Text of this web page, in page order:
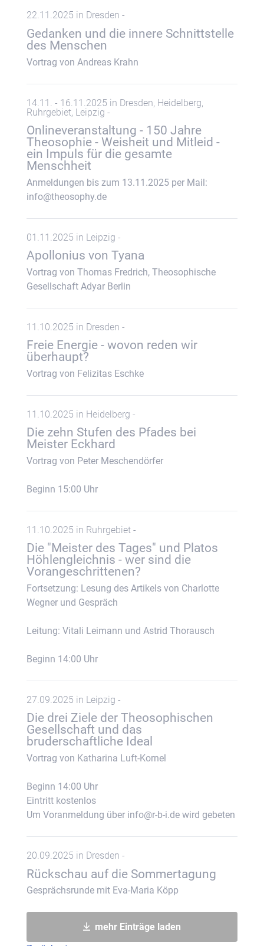
22.11.2025 in Dresden -
Gedanken und die innere Schnittstelle
des Menschen
Vortrag von Andreas Krahn
14.11. - 16.11.2025 in Dresden, Heidelberg,
Ruhrgebiet, Leipzig -
Onlineveranstaltung - 150 Jahre
Theosophie - Weisheit und Mitleid -
ein Impuls für die gesamte
Menschheit
Anmeldungen bis zum 13.11.2025 per Mail:
info@theosophy.de
01.11.2025 in Leipzig -
Apollonius von Tyana
Vortrag von Thomas Fredrich, Theosophische
Gesellschaft Adyar Berlin
11.10.2025 in Dresden -
Freie Energie - wovon reden wir
überhaupt?
Vortrag von Felizitas Eschke
11.10.2025 in Heidelberg -
Die zehn Stufen des Pfades bei
Meister Eckhard
Vortrag von Peter Meschendörfer
Beginn 15:00 Uhr
11.10.2025 in Ruhrgebiet -
Die "Meister des Tages" und Platos
Höhlengleichnis - wer sind die
Vorangeschrittenen?
Fortsetzung: Lesung des Artikels von Charlotte
Wegner und Gespräch
Leitung: Vitali Leimann und Astrid Thorausch
Beginn 14:00 Uhr
27.09.2025 in Leipzig -
Die drei Ziele der Theosophischen
Gesellschaft und das
bruderschaftliche Ideal
Vortrag von Katharina Luft-Kornel
Beginn 14:00 Uhr
Eintritt kostenlos
Um Voranmeldung über info@r-b-i.de wird gebeten
20.09.2025 in Dresden -
Rückschau auf die Sommertagung
Gesprächsrunde mit Eva-Maria Köpp
mehr Einträge laden